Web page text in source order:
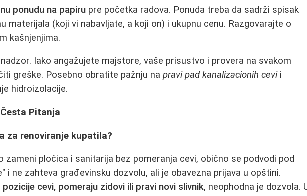
ponudu na papiru pre početka radova. Ponuda treba da sadrži spisak
materijala (koji vi nabavljate, a koji on) i ukupnu cenu. Razgovarajte o
kašnjenjima.
Iako angažujete majstore, vaše prisustvo i provera na svakom
greške. Posebno obratite pažnju napravi pad kanalizacionih cevii
hidroizolacije.
Pitanja
za renoviranje kupatila?
zameni pločica i sanitarija bez pomeranja cevi, obično se podvodi pod
i ne zahteva građevinsku dozvolu, ali je obavezna prijava u opštini.
pozicije cevi, pomeraju zidovi ili pravi novi slivnik, neophodna je dozvola.